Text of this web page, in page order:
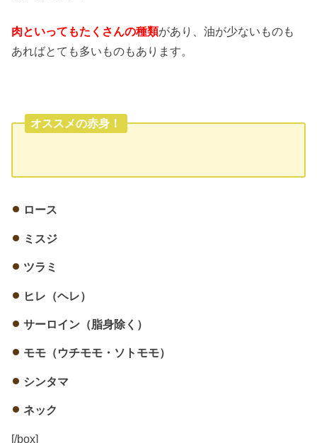
肉といってもたくさんの種類があり、油が少ないものも
あればとても多いものもあります。
オススメの赤身！
ロース
ミスジ
ツラミ
ヒレ（ヘレ）
サーロイン（脂身除く）
モモ（ウチモモ・ソトモモ）
シンタマ
ネック
[/box]